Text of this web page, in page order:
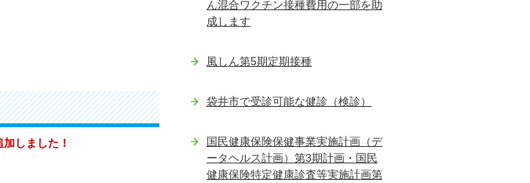
しました！
ん混合ワクチン接種費用の一部を助
成します
風しん第5期定期接種
袋井市で受診可能な健診（検診）
国民健康保険保健事業実施計画（デ
ータヘルス計画）第3期計画・国民
健康保険特定健康診査等実施計画第